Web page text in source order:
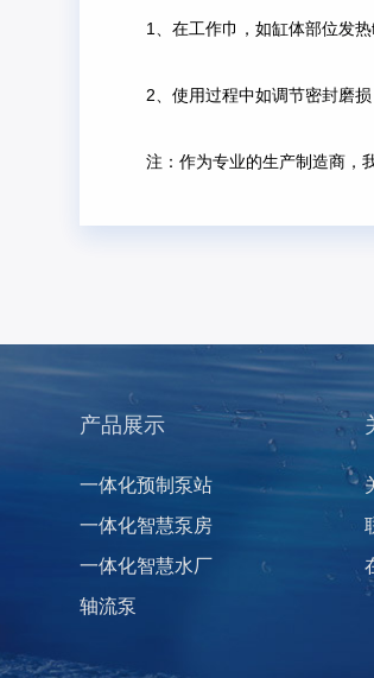
1、在工作巾，如缸体部位发热
2、使用过程中如调节密封磨损
注：作为专业的生产制造商，
产品展示
一体化预制泵站
一体化智慧泵房
一体化智慧水厂
轴流泵